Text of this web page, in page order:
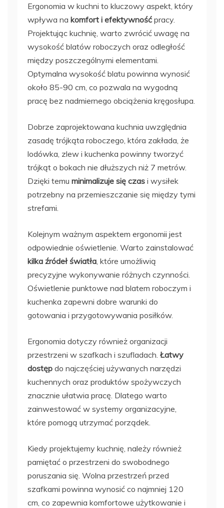
Ergonomia w kuchni to kluczowy aspekt, który
wpływa na komfort i efektywność pracy.
Projektując kuchnię, warto zwrócić uwagę na
wysokość blatów roboczych oraz odległość
między poszczególnymi elementami.
Optymalna wysokość blatu powinna wynosić
około 85-90 cm, co pozwala na wygodną
pracę bez nadmiernego obciążenia kręgosłupa.
Dobrze zaprojektowana kuchnia uwzględnia
zasadę trójkąta roboczego, która zakłada, że
lodówka, zlew i kuchenka powinny tworzyć
trójkąt o bokach nie dłuższych niż 7 metrów.
Dzięki temu minimalizuje się czas i wysiłek
potrzebny na przemieszczanie się między tymi
strefami.
Kolejnym ważnym aspektem ergonomii jest
odpowiednie oświetlenie. Warto zainstalować
kilka źródeł światła , które umożliwią
precyzyjne wykonywanie różnych czynności.
Oświetlenie punktowe nad blatem roboczym i
kuchenka zapewni dobre warunki do
gotowania i przygotowywania posiłków.
Ergonomia dotyczy również organizacji
przestrzeni w szafkach i szufladach. Łatwy
dostęp do najczęściej używanych narzędzi
kuchennych oraz produktów spożywczych
znacznie ułatwia pracę. Dlatego warto
zainwestować w systemy organizacyjne,
które pomogą utrzymać porządek.
Kiedy projektujemy kuchnię, należy również
pamiętać o przestrzeni do swobodnego
poruszania się. Wolna przestrzeń przed
szafkami powinna wynosić co najmniej 120
cm, co zapewnia komfortowe użytkowanie i